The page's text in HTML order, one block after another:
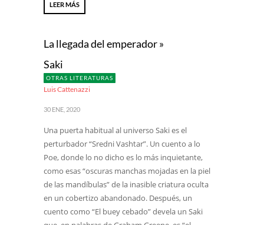
LEER MÁS
La llegada del emperador »
Saki
OTRAS LITERATURAS
Luis Cattenazzi
30 ENE, 2020
Una puerta habitual al universo Saki es el
perturbador “Sredni Vashtar”. Un cuento a lo
Poe, donde lo no dicho es lo más inquietante,
como esas “oscuras manchas mojadas en la piel
de las mandíbulas” de la inasible criatura oculta
en un cobertizo abandonado. Después, un
cuento como “El buey cebado” devela un Saki